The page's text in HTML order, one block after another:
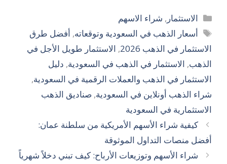
التصنيفات
الاستثمار , شراء الاسهم
الوسوم
أسعار الذهب في السعودية وتوقعاته, أفضل طرق
الاستثمار في الذهب 2026
, الاستثمار طويل الأجل في
الذهب, الاستثمار في الذهب في السعودية, دليل
الاستثمار في الذهب والعملات الرقمية في السعودية,
شراء الذهب أونلاين في السعودية, صناديق الذهب
الاستثمارية في السعودية
كيفية شراء الأسهم الأمريكية من سلطنة عمان:
أفضل منصات التداول الموثوقة
شراء الأسهم وتوزيعات الأرباح: كيف تبني دخلاً شهرياً